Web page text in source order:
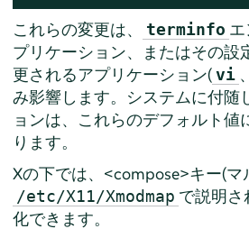
これらの変更は、 terminfo
プリケーション、またはその設
更されるアプリケーション( vi 、
み影響します。システムに付随
ョンは、これらのデフォルト値
ります。
Xの下では、<compose>キー(マ
/etc/X11/Xmodmap で説明さ
化できます。